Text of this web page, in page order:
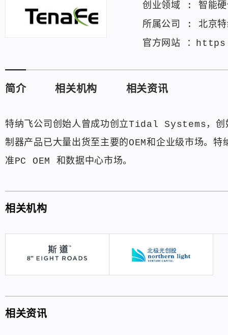
创业领域 : 智能
所属公司 : 北京
官方网站 ：
简介 相关机构 相关资讯
特纳飞公司创始人曾成功创立Tidal Systems，创
制器产品已大量出货至主要的OEM和企业级市场。
准PC OEM 和数据中心市场。
相关机构
相关资讯